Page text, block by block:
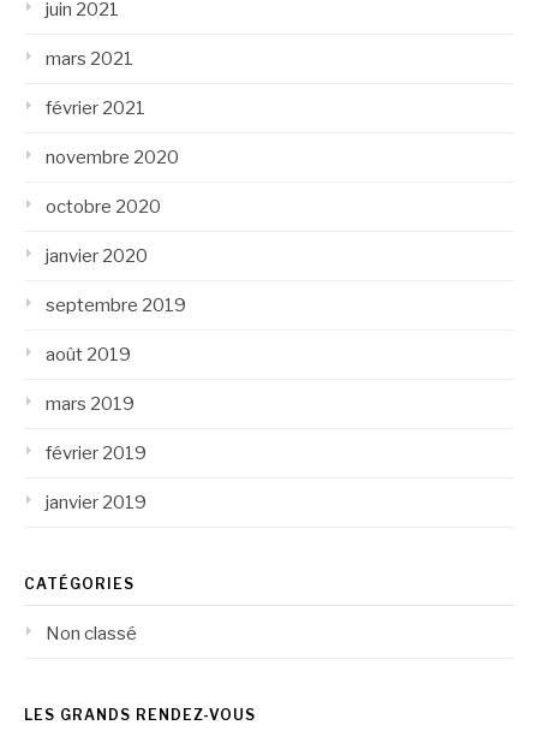
juin 2021
mars 2021
février 2021
novembre 2020
octobre 2020
janvier 2020
septembre 2019
août 2019
mars 2019
février 2019
janvier 2019
CATÉGORIES
Non classé
LES GRANDS RENDEZ-VOUS